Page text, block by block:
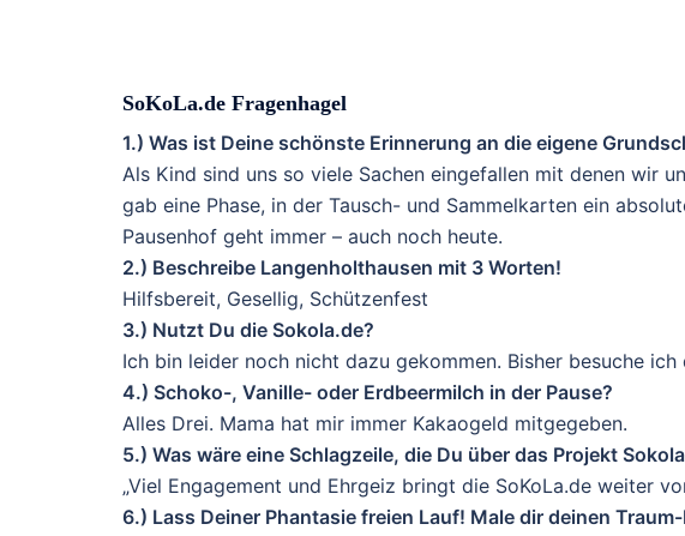
SoKoLa.de Fragenhagel
1.) Was ist Deine schönste Erinnerung an die eigene
Als Kind sind uns so viele Sachen eingefallen mit denen wir
gab eine Phase, in der Tausch- und Sammelkarten ein
Pausenhof geht immer – auch noch heute.
2.) Beschreibe Langenholthausen mit 3 Worten!
Hilfsbereit, Gesellig, Schützenfest
3.) Nutzt Du die Sokola.de?
Ich bin leider noch nicht dazu gekommen. Bisher besuche
4.) Schoko-, Vanille- oder Erdbeermilch in der Pause?
Alles Drei. Mama hat mir immer Kakaogeld mitgegeben.
5.) Was wäre eine Schlagzeile, die Du über das Projekt
„Viel Engagement und Ehrgeiz bringt die SoKoLa.de weiter
6.) Lass Deiner Phantasie freien Lauf! Male dir deinen